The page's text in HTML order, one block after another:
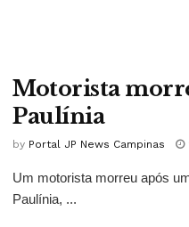
Motorista
Paulínia
by Portal JP News Campinas
Um motorista morreu após
Paulínia, ...